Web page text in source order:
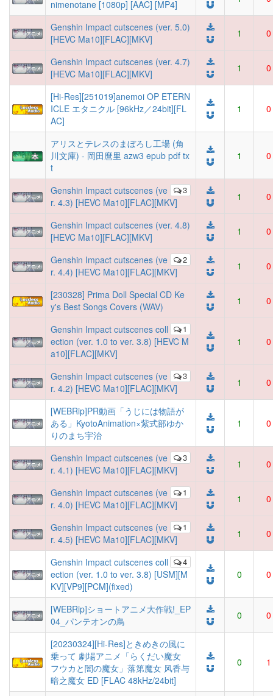
nimenotane [1080p] [AAC] [MP4]
Genshin Impact cutscenes (ver. 5.0)
[HEVC Ma10][FLAC][MKV]
1 0
Genshin Impact cutscenes (ver. 4.7)
[HEVC Ma10][FLAC][MKV]
1 0
[Hi-Res][251019]anemoi OP ETERN
ICLE エタニクル [96kHz／24bit][FL
AC]
1 0
アリスとテレスのまぼろし工場 (角
川文庫) - 岡田麿里 azw3 epub pdf tx
t
1 0
3
Genshin Impact cutscenes (ve
r. 4.3) [HEVC Ma10][FLAC][MKV]
1 0
Genshin Impact cutscenes (ver. 4.8)
[HEVC Ma10][FLAC][MKV]
1 0
2
Genshin Impact cutscenes (ve
r. 4.4) [HEVC Ma10][FLAC][MKV]
1 0
[230328] Prima Doll Special CD Ke
y's Best Songs Covers (WAV)
1 0
1
Genshin Impact cutscenes coll
ection (ver. 1.0 to ver. 3.8) [HEVC M
a10][FLAC][MKV]
1 0
3
Genshin Impact cutscenes (ve
r. 4.2) [HEVC Ma10][FLAC][MKV]
1 0
[WEBRip]PR動画「うじには物語が
ある」KyotoAnimation×紫式部ゆか
りのまち宇治
1 0
3
Genshin Impact cutscenes (ve
r. 4.1) [HEVC Ma10][FLAC][MKV]
1 0
1
Genshin Impact cutscenes (ve
r. 4.0) [HEVC Ma10][FLAC][MKV]
1 0
1
Genshin Impact cutscenes (ve
r. 4.5) [HEVC Ma10][FLAC][MKV]
1 0
4
Genshin Impact cutscenes coll
ection (ver. 1.0 to ver. 3.8) [USM][M
KV][VP9][PCM](fixed)
0 0
[WEBRip]ショートアニメ大作戦!_EP
04_パンテオンの鳥
0 0
[20230324][Hi-Res]ときめきの風に
乗って 劇場アニメ「らくだい魔女
フウカと闇の魔女」落第魔女 风香与
暗之魔女 ED [FLAC 48kHz/24bit]
0 1